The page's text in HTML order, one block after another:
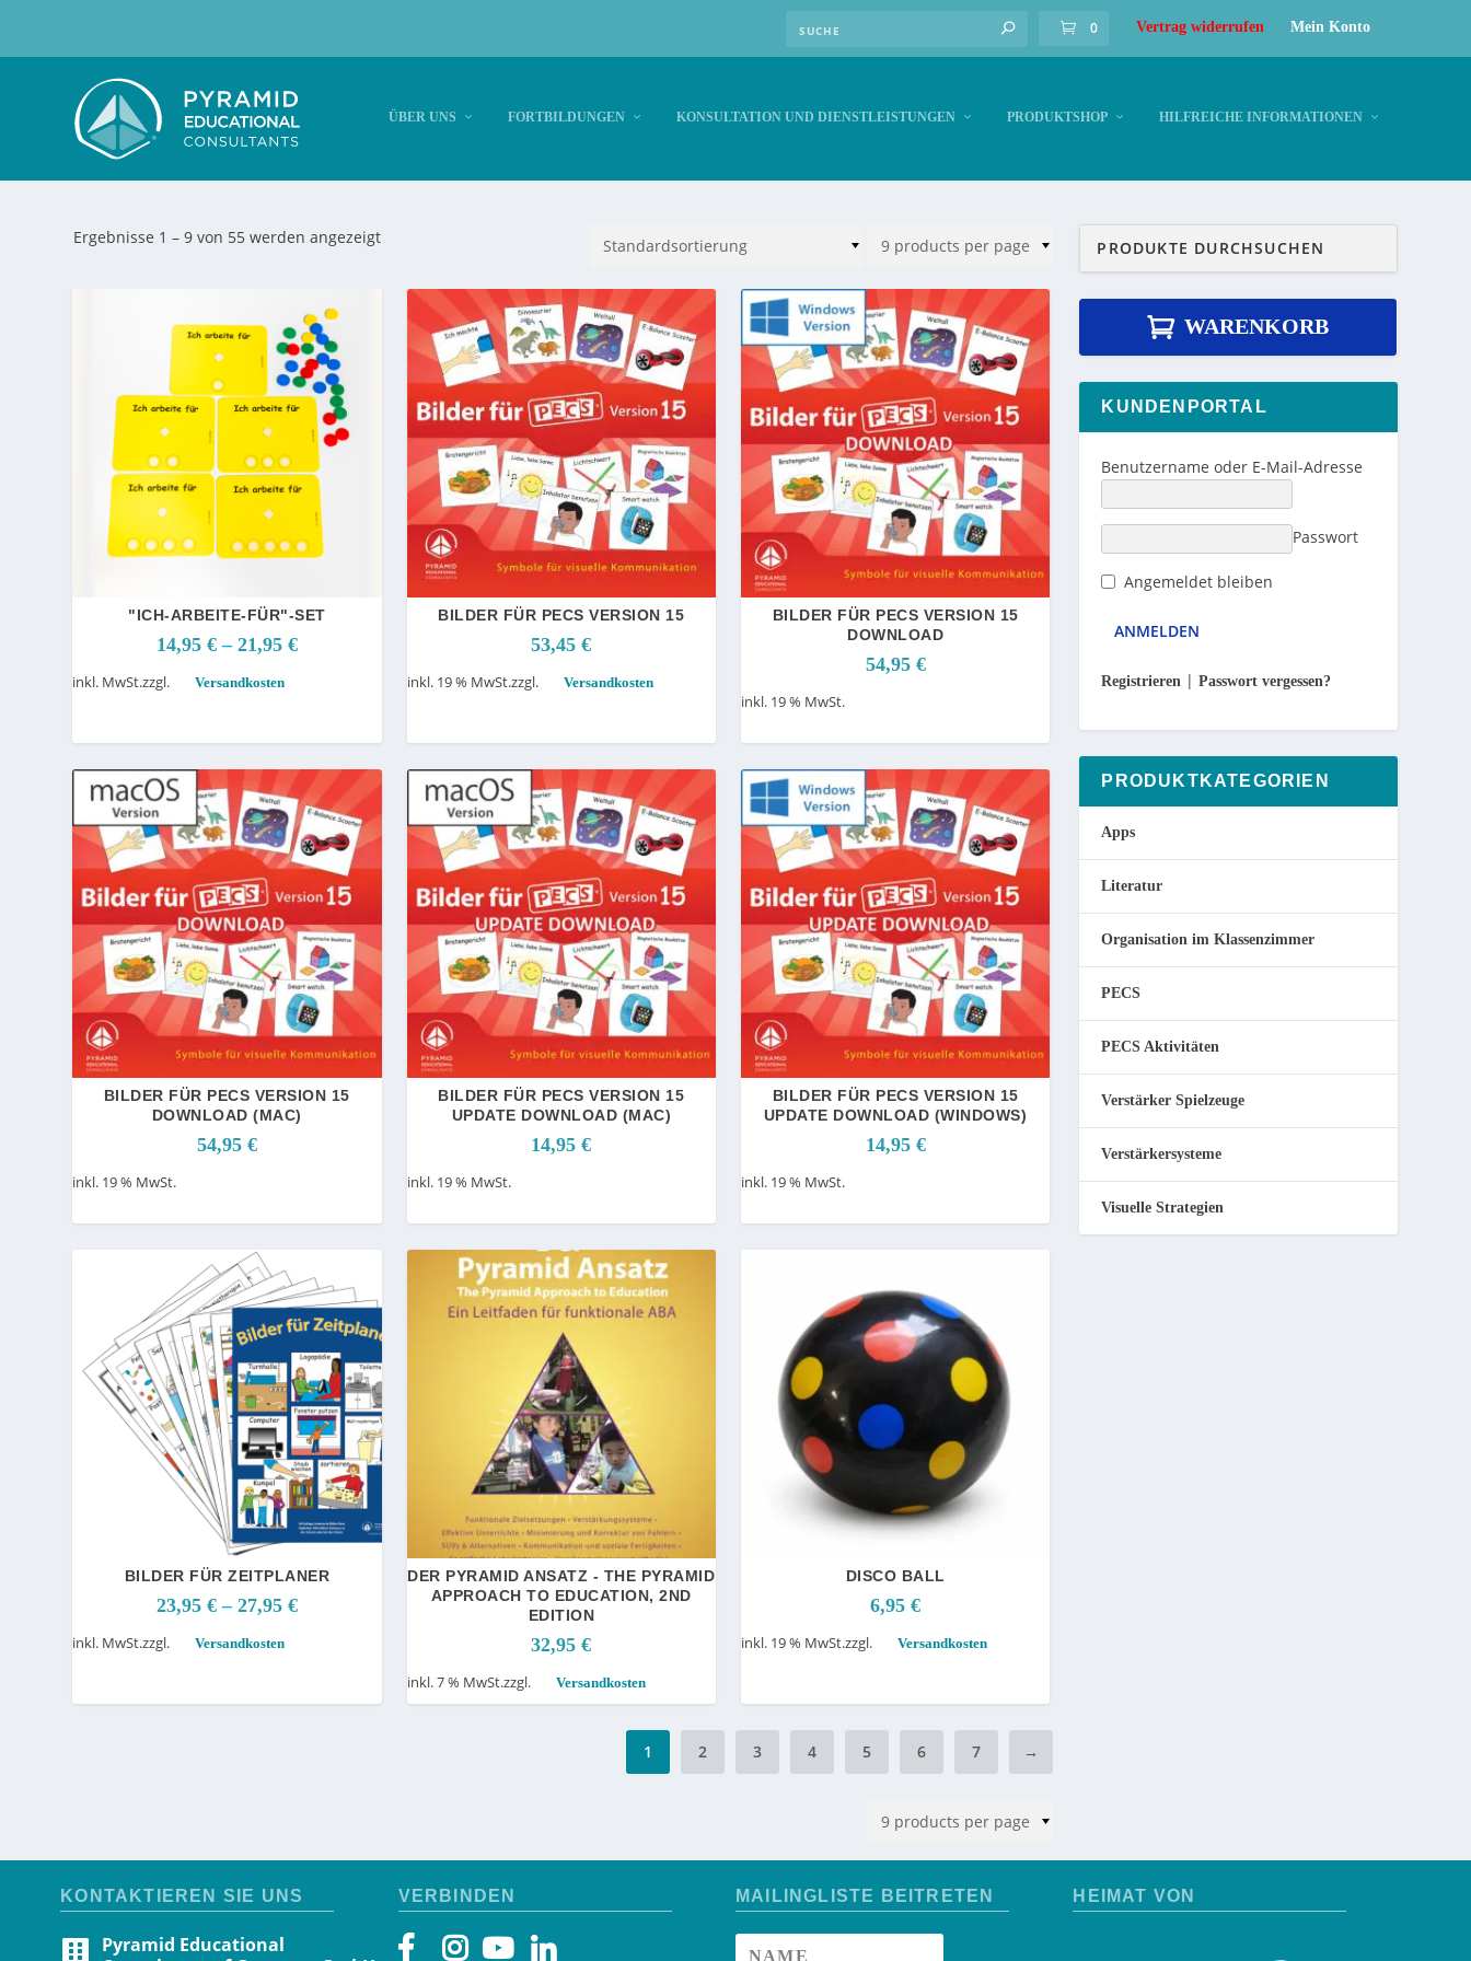
0 Vertrag widerrufen Mein Konto
ÜBER UNS FORTBILDUNGEN KONSULTATION UND DIENSTLEISTUNGEN PRODUKTSHOP HILFREICHE INFORMATIONEN
Ergebnisse 1 – 9 von 55 werden angezeigt
"ICH-ARBEITE-FÜR"-SET
14,95 €– 21,95 €
inkl. MwSt.zzgl. Versandkosten
BILDER FÜR PECS VERSION 15
53,45€
inkl. 19 % MwSt.zzgl. Versandkosten
BILDER FÜR PECS VERSION 15
DOWNLOAD
54,95 €
inkl. 19 % MwSt.
BILDER FÜR PECS VERSION 15
DOWNLOAD (MAC)
54,95 €
inkl. 19 % MwSt.
BILDER FÜR PECS VERSION 15
UPDATE DOWNLOAD (MAC)
14,95€
inkl. 19 % MwSt.
BILDER FÜR PECS VERSION 15
UPDATE DOWNLOAD (WINDOWS)
14,95 €
inkl. 19 % MwSt.
BILDER FÜR ZEITPLANER
23,95 €– 27,95 €
inkl. MwSt.zzgl. Versandkosten
DER PYRAMID ANSATZ - THE PYRAMID
APPROACH TO EDUCATION, 2ND
EDITION
32,95€
inkl. 7 % MwSt.zzgl. Versandkosten
DISCO BALL
6,95€
inkl. 19 % MwSt.zzgl. Versandkosten
1 2 3 4 5 6 7 →
WARENKORB
KUNDENPORTAL
Benutzername oder E-Mail-Adresse
Passwort
Angemeldet bleiben
Registrieren |Passwort vergessen?
PRODUKTKATEGORIEN
Apps
Literatur
Organisation im Klassenzimmer
PECS
PECS Aktivitäten
Verstärker Spielzeuge
Verstärkersysteme
Visuelle Strategien
KONTAKTIEREN SIE UNS
Pyramid Educational
VERBINDEN MAILINGLISTE BEITRETEN HEIMAT VON